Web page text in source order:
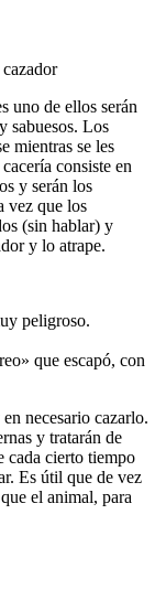
uno de ellos serán
sabuesos. Los
mientras se les
consiste en
y serán los
vez que los
(sin hablar) y
y lo atrape.
peligroso.
que escapó, con
necesario cazarlo.
y tratarán de
cada cierto tiempo
Es útil que de vez
el animal, para